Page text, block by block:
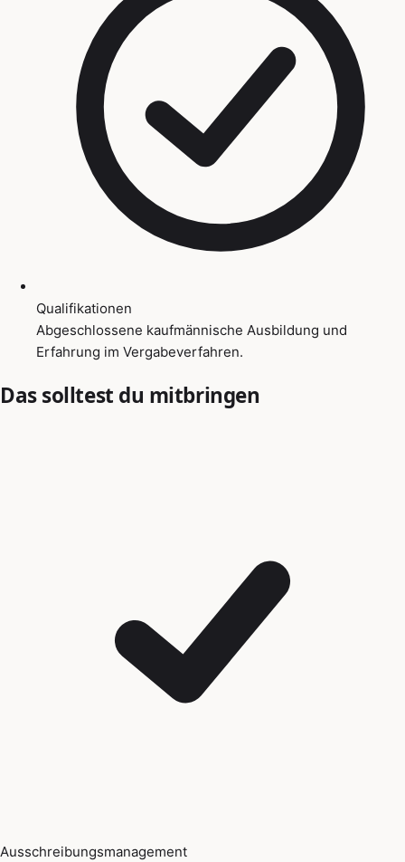
Qualifikationen
Abgeschlossene kaufmännische Ausbildung und
Erfahrung im Vergabeverfahren.
Das solltest du mitbringen
Ausschreibungsmanagement